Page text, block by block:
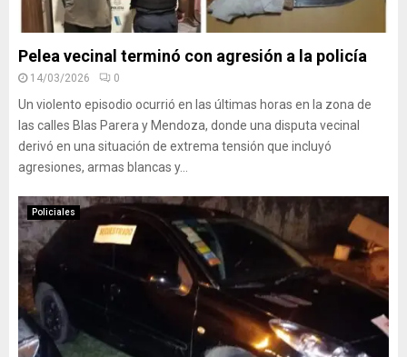
Pelea vecinal terminó con agresión a la policía
14/03/2026 0
Un violento episodio ocurrió en las últimas horas en la zona de
las calles Blas Parera y Mendoza, donde una disputa vecinal
derivó en una situación de extrema tensión que incluyó
agresiones, armas blancas y...
Policiales